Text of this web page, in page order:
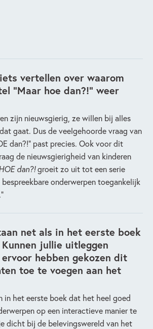
vertellen over waarom
"Maar hoe dan?!" weer
zijn nieuwsgierig, ze willen bij alles
gaat. Dus de veelgehoorde vraag van
dan?!” past precies. Ook voor dit
de nieuwsgierigheid van kinderen
dan?!groeit zo uit tot een serie
onderwerpen toegankelijk
net als in het eerste boek
jullie uitleggen
hebben gekozen dit
toe te voegen aan het
in het eerste boek dat het heel goed
op een interactieve manier te
dicht bij de belevingswereld van het